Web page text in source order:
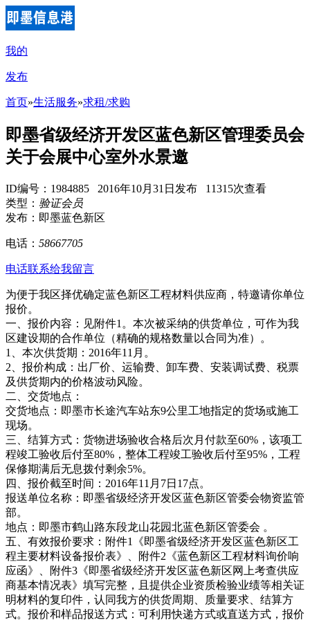
我的
发布
首页»生活服务»求租/求购
即墨省级经济开发区蓝色新区管理委员会
关于会展中心室外水景邀
ID编号：1984885 2016年10月31日发布 11315次查看
类型： 验证会员
发布：即墨蓝色新区
电话： 58667705
电话联系给我留言
为便于我区择优确定蓝色新区工程材料供应商，特邀请你单位
报价。
一、报价内容：见附件1。本次被采纳的供货单位，可作为我
区建设期的合作单位（精确的规格数量以合同为准）。
1、本次供货期：2016年11月。
2、报价构成：出厂价、运输费、卸车费、安装调试费、税票
及供货期内的价格波动风险。
二、交货地点：
交货地点：即墨市长途汽车站东9公里工地指定的货场或施工
现场。
三、结算方式：货物进场验收合格后次月付款至60%，该项工
程竣工验收后付至80%，整体工程竣工验收后付至95%，工程
保修期满后无息拨付剩余5%。
四、报价截至时间：2016年11月7日17点。
报送单位名称：即墨省级经济开发区蓝色新区管委会物资监管
部。
地点：即墨市鹤山路东段龙山花园北蓝色新区管委会 。
五、有效报价要求：附件1《即墨省级经济开发区蓝色新区工
程主要材料设备报价表》、附件2《蓝色新区工程材料询价响
应函》、附件3《即墨省级经济开发区蓝色新区网上考查供应
商基本情况表》填写完整，且提供企业资质检验业绩等相关证
明材料的复印件，认同我方的供货周期、质量要求、结算方
式。报价和样品报送方式：可利用快递方式或直送方式，报价